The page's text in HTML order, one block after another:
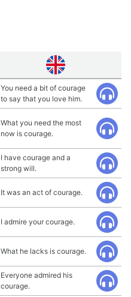
You need a bit of courage
to say that you love him.
What you need the most
now is courage.
I have courage and a
strong will.
It was an act of courage.
I admire your courage.
What he lacks is courage.
Everyone admired his
courage.